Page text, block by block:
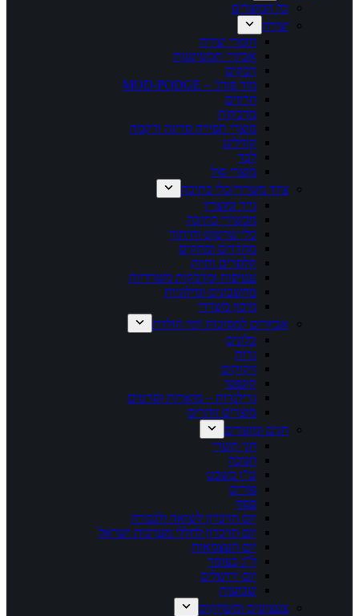
כל המוצרים
יצירה
חומרי יצירה
אביזרי תכשיטנות
דבקים
מוד פודג' – MOD-PODGE
חרוזים
מדבקות
מוצרי תפירה סריגה ורקמה
קווילינג
לבד
מוצרי סול
ציוד משרדי/כלי כתיבה
נייר ומוצריו
מכשירי כתיבה
כלי שרטוט וחיתוך
מחדדים ומחקים
קלסרים ותיוק
עטיפות ומדבקות משרדיות
מחשבונים ומילוניות
מיכון משרדי
אביזרים למסיבות וימי הולדת
בלונים
נרות
זיקוקים
קונפטי
גרילנדות – מוארות וסרטים
מוצרים זוהרים
חגים ומועדים
חגי תשרי
חנוכה
ט"ו בשבט
פורים
פסח
יום הזיכרון לשואה ולגבורה
יום הזיכרון לחללי מערכות ישראל
יום העצמאות
ל"ג בעומר
יום ירושלים
שבועות
צעצועים ומשחקים